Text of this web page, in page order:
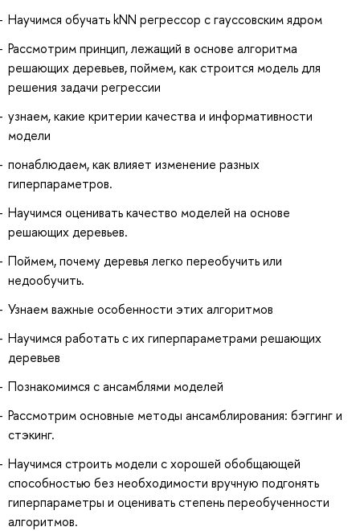
Научимся обучать kNN регрессор с гауссовским ядром
Рассмотрим принцип, лежащий в основе алгоритма
решающих деревьев, поймем, как строится модель для
решения задачи регрессии
узнаем, какие критерии качества и информативности
модели
понаблюдаем, как влияет изменение разных
гиперпараметров.
Научимся оценивать качество моделей на основе
решающих деревьев.
Поймем, почему деревья легко переобучить или
недообучить.
Узнаем важные особенности этих алгоритмов
Научимся работать с их гиперпараметрами решающих
деревьев
Познакомимся с ансамблями моделей
Рассмотрим основные методы ансамблирования: бэггинг и
стэкинг.
Научимся строить модели с хорошей обобщающей
способностью без необходимости вручную подгонять
гиперпараметры и оценивать степень переобученности
алгоритмов.